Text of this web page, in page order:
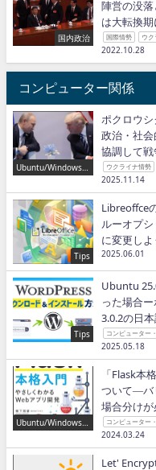
国内政治
陣営の没
は大転換期
国際情勢 ウ
2022.10.28
コンピューター関係
Ubuntu/Windows/P
ポクロウ
政治・社
協調して戦
ウクライナ情勢
2025.11.14
Tips
Libreoffce
ルーオプ
に変更し
2025.06.01
Tips
Ubuntu
った場合
3.0.2の日本
コンピューター
2025.05.18
Ubuntu/Windows/P
「Flask本
ついて―バ
場合分け
コンピューター
2024.03.24
Let'